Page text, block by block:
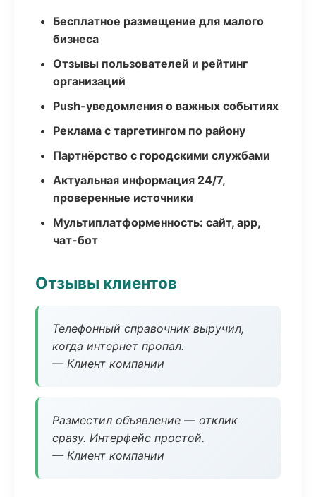
Бесплатное размещение для малого
бизнеса
Отзывы пользователей и рейтинг
организаций
Push-уведомления о важных событиях
Реклама с таргетингом по району
Партнёрство с городскими службами
Актуальная информация 24/7,
проверенные источники
Мультиплатформенность: сайт, app,
чат-бот
Отзывы клиентов
Телефонный справочник выручил,
когда интернет пропал.
— Клиент компании
Разместил объявление — отклик
сразу. Интерфейс простой.
— Клиент компании